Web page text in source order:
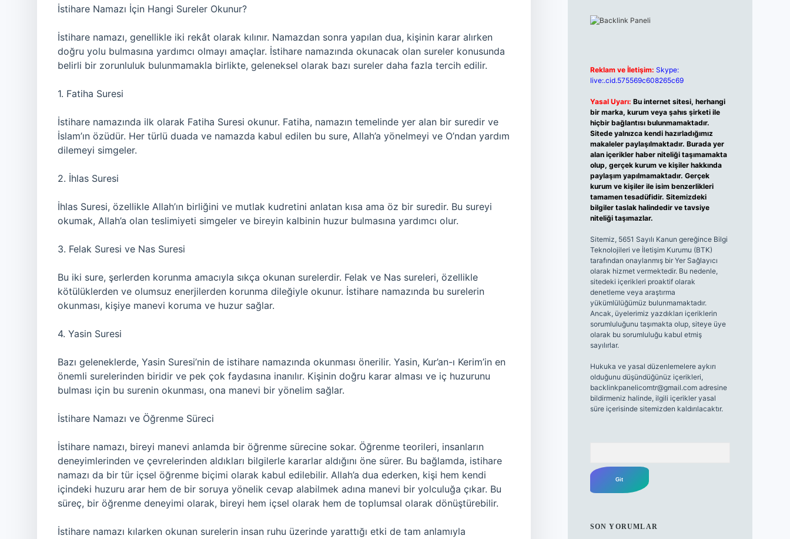
İstihare Namazı İçin Hangi Sureler Okunur?
İstihare namazı, genellikle iki rekât olarak kılınır. Namazdan sonra yapılan dua, kişinin karar alırken
doğru yolu bulmasına yardımcı olmayı amaçlar. İstihare namazında okunacak olan sureler konusunda
belirli bir zorunluluk bulunmamakla birlikte, geleneksel olarak bazı sureler daha fazla tercih edilir.
1. Fatiha Suresi
İstihare namazında ilk olarak Fatiha Suresi okunur. Fatiha, namazın temelinde yer alan bir suredir ve
İslam’ın özüdür. Her türlü duada ve namazda kabul edilen bu sure, Allah’a yönelmeyi ve O’ndan yardım
dilemeyi simgeler.
2. İhlas Suresi
İhlas Suresi, özellikle Allah’ın birliğini ve mutlak kudretini anlatan kısa ama öz bir suredir. Bu sureyi
okumak, Allah’a olan teslimiyeti simgeler ve bireyin kalbinin huzur bulmasına yardımcı olur.
3. Felak Suresi ve Nas Suresi
Bu iki sure, şerlerden korunma amacıyla sıkça okunan surelerdir. Felak ve Nas sureleri, özellikle
kötülüklerden ve olumsuz enerjilerden korunma dileğiyle okunur. İstihare namazında bu surelerin
okunması, kişiye manevi koruma ve huzur sağlar.
4. Yasin Suresi
Bazı geleneklerde, Yasin Suresi’nin de istihare namazında okunması önerilir. Yasin, Kur’an-ı Kerim’in en
önemli surelerinden biridir ve pek çok faydasına inanılır. Kişinin doğru karar alması ve iç huzurunu
bulması için bu surenin okunması, ona manevi bir yönelim sağlar.
İstihare Namazı ve Öğrenme Süreci
İstihare namazı, bireyi manevi anlamda bir öğrenme sürecine sokar. Öğrenme teorileri, insanların
deneyimlerinden ve çevrelerinden aldıkları bilgilerle kararlar aldığını öne sürer. Bu bağlamda, istihare
namazı da bir tür içsel öğrenme biçimi olarak kabul edilebilir. Allah’a dua ederken, kişi hem kendi
içindeki huzuru arar hem de bir soruya yönelik cevap alabilmek adına manevi bir yolculuğa çıkar. Bu
süreç, bir öğrenme deneyimi olarak, bireyi hem içsel olarak hem de toplumsal olarak dönüştürebilir.
İstihare namazı kılarken okunan surelerin insan ruhu üzerinde yarattığı etki de tam anlamıyla
Reklam ve İletişim: Skype:
live:.cid.575569c608265c69
Yasal Uyarı: Bu internet sitesi, herhangi
bir marka, kurum veya şahıs şirketi ile
hiçbir bağlantısı bulunmamaktadır.
Sitede yalnızca kendi hazırladığımız
makaleler paylaşılmaktadır. Burada yer
alan içerikler haber niteliği taşımamakta
olup, gerçek kurum ve kişiler hakkında
paylaşım yapılmamaktadır. Gerçek
kurum ve kişiler ile isim benzerlikleri
tamamen tesadüfidir. Sitemizdeki
bilgiler taslak halindedir ve tavsiye
niteliği taşımazlar.
Sitemiz, 5651 Sayılı Kanun gereğince Bilgi
Teknolojileri ve İletişim Kurumu (BTK)
tarafından onaylanmış bir Yer Sağlayıcı
olarak hizmet vermektedir. Bu nedenle,
sitedeki içerikleri proaktif olarak
denetleme veya araştırma
yükümlülüğümüz bulunmamaktadır.
Ancak, üyelerimiz yazdıkları içeriklerin
sorumluluğunu taşımakta olup, siteye üye
olarak bu sorumluluğu kabul etmiş
sayılırlar.
Hukuka ve yasal düzenlemelere aykırı
olduğunu düşündüğünüz içerikleri,
backlinkpanelicomtr@gmail.comadresine
bildirmeniz halinde, ilgili içerikler yasal
süre içerisinde sitemizden kaldırılacaktır.
SON YORUMLAR